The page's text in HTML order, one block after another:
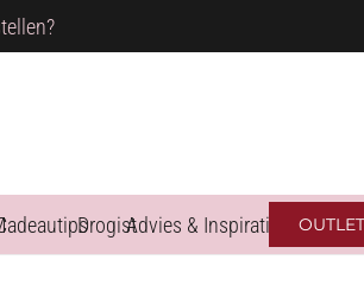
DrogistAdvies & Inspiratie OUTLET